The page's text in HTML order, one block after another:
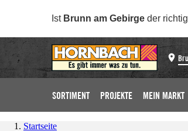
Ist Brunn am Gebirge der
SORTIMENT PROJEKTE MEIN MARKT
Startseite